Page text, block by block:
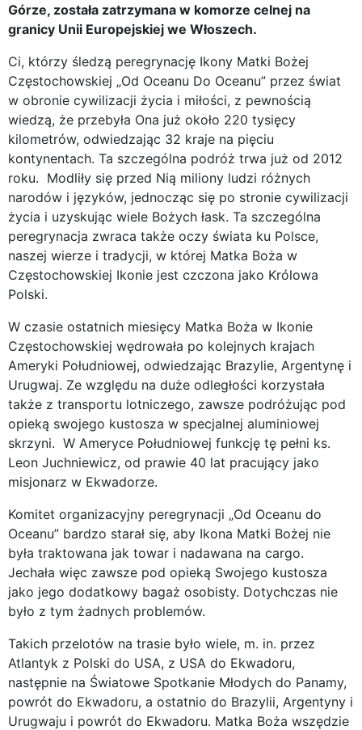
Górze, została zatrzymana w komorze celnej na
granicy Unii Europejskiej we Włoszech.
Ci, którzy śledzą peregrynację Ikony Matki Bożej
Częstochowskiej „Od Oceanu Do Oceanu” przez świat
w obronie cywilizacji życia i miłości, z pewnością
wiedzą, że przebyła Ona już około 220 tysięcy
kilometrów, odwiedzając 32 kraje na pięciu
kontynentach. Ta szczególna podróż trwa już od 2012
roku. Modliły się przed Nią miliony ludzi różnych
narodów i języków, jednocząc się po stronie cywilizacji
życia i uzyskując wiele Bożych łask. Ta szczególna
peregrynacja zwraca także oczy świata ku Polsce,
naszej wierze i tradycji, w której Matka Boża w
Częstochowskiej Ikonie jest czczona jako Królowa
Polski.
W czasie ostatnich miesięcy Matka Boża w Ikonie
Częstochowskiej wędrowała po kolejnych krajach
Ameryki Południowej, odwiedzając Brazylie, Argentynę i
Urugwaj. Ze względu na duże odległości korzystała
także z transportu lotniczego, zawsze podróżując pod
opieką swojego kustosza w specjalnej aluminiowej
skrzyni. W Ameryce Południowej funkcję tę pełni ks.
Leon Juchniewicz, od prawie 40 lat pracujący jako
misjonarz w Ekwadorze.
Komitet organizacyjny peregrynacji „Od Oceanu do
Oceanu” bardzo starał się, aby Ikona Matki Bożej nie
była traktowana jak towar i nadawana na cargo.
Jechała więc zawsze pod opieką Swojego kustosza
jako jego dodatkowy bagaż osobisty. Dotychczas nie
było z tym żadnych problemów.
Takich przelotów na trasie było wiele, m. in. przez
Atlantyk z Polski do USA, z USA do Ekwadoru,
następnie na Światowe Spotkanie Młodych do Panamy,
powrót do Ekwadoru, a ostatnio do Brazylii, Argentyny i
Urugwaju i powrót do Ekwadoru. Matka Boża wszędzie